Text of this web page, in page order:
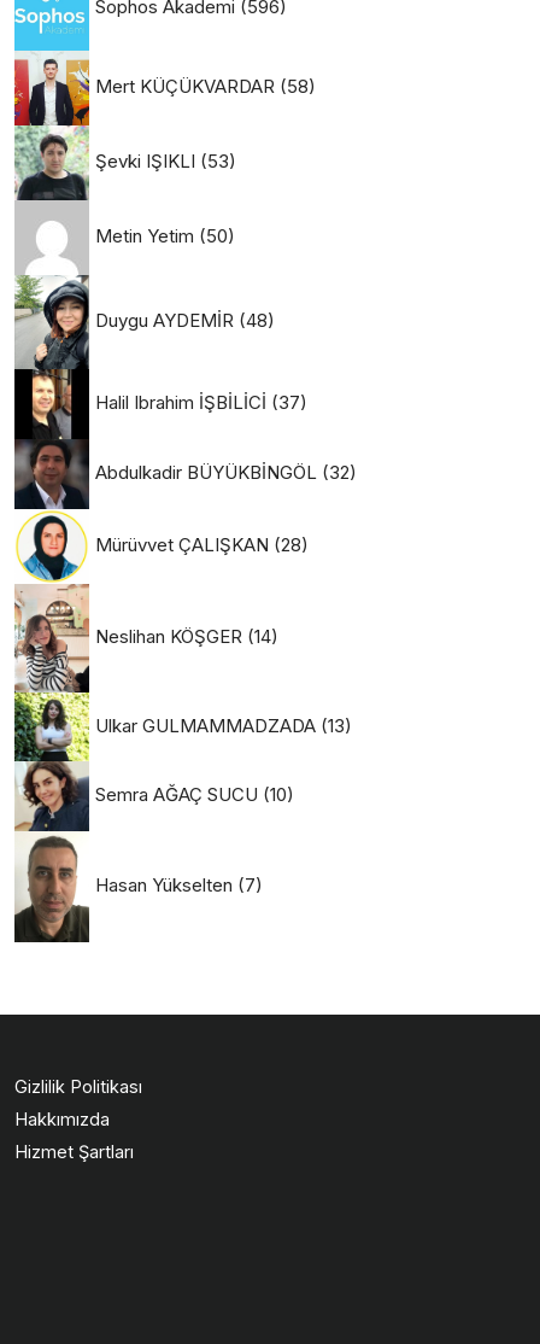
Sophos Akademi (596)
Mert KÜÇÜKVARDAR (58)
Şevki IŞIKLI (53)
Metin Yetim (50)
Duygu AYDEMİR (48)
Halil Ibrahim İŞBİLİCİ (37)
Abdulkadir BÜYÜKBİNGÖL (32)
Mürüvvet ÇALIŞKAN (28)
Neslihan KÖŞGER (14)
Ulkar GULMAMMADZADA (13)
Semra AĞAÇ SUCU (10)
Hasan Yükselten (7)
Gizlilik Politikası
Hakkımızda
Hizmet Şartları